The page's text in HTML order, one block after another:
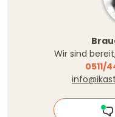
Wir sind
0511/